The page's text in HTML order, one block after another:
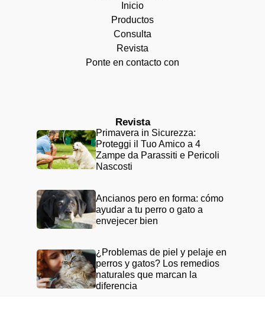
Inicio
Productos
Consulta
Revista
Ponte en contacto con
Revista
Primavera in Sicurezza:
Proteggi il Tuo Amico a 4
Zampe da Parassiti e Pericoli
Nascosti
Ancianos pero en forma: cómo
ayudar a tu perro o gato a
envejecer bien
¿Problemas de piel y pelaje en
perros y gatos? Los remedios
naturales que marcan la
diferencia